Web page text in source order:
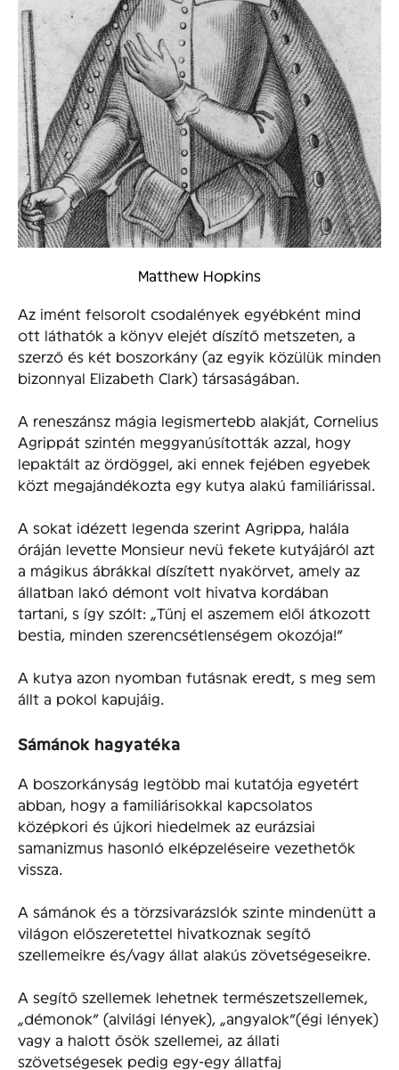
Matthew Hopkins
Az imént felsorolt csodalények egyébként mind
ott láthatók a könyv elejét díszítő metszeten, a
szerző és két boszorkány (az egyik közülük minden
bizonnyal Elizabeth Clark) társaságában.
A reneszánsz mágia legismertebb alakját, Cornelius
Agrippát szintén meggyanúsították azzal, hogy
lepaktált az ördöggel, aki ennek fejében egyebek
közt megajándékozta egy kutya alakú familiárissal.
A sokat idézett legenda szerint Agrippa, halála
óráján levette Monsieur nevü fekete kutyájáról azt
a mágikus ábrákkal díszített nyakörvet, amely az
állatban lakó démont volt hivatva kordában
tartani, s így szólt: „Tűnj el aszemem elől átkozott
bestia, minden szerencsétlenségem okozója!”
A kutya azon nyomban futásnak eredt, s meg sem
állt a pokol kapujáig.
Sámánok hagyatéka
A boszorkányság legtöbb mai kutatója egyetért
abban, hogy a familiárisokkal kapcsolatos
középkori és újkori hiedelmek az eurázsiai
samanizmus hasonló elképzeléseire vezethetők
vissza.
A sámánok és a törzsivarázslók szinte mindenütt a
világon előszeretettel hivatkoznak segítő
szellemeikre és/vagy állat alakús zövetségeseikre.
A segítő szellemek lehetnek természetszellemek,
„démonok” (alvilági lények), „angyalok”(égi lények)
vagy a halott ősök szellemei, az állati
szövetségesek pedig egy-egy állatfaj